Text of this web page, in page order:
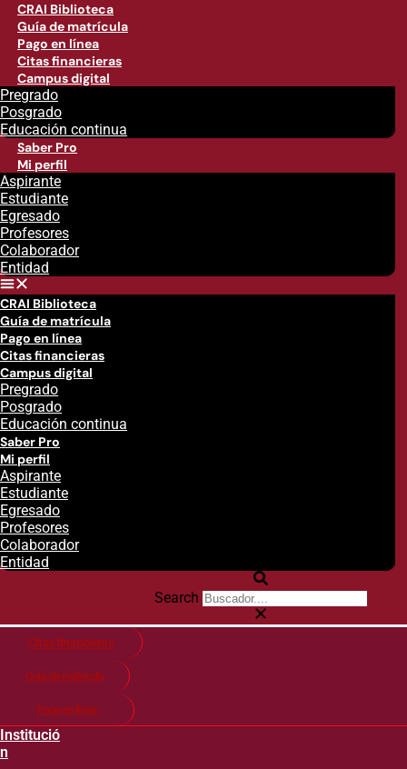
CRAI Biblioteca
Guía de matrícula
Pago en línea
Citas financieras
Campus digital
Pregrado
Posgrado
Educación continua
Saber Pro
Mi perfil
Aspirante
Estudiante
Egresado
Profesores
Colaborador
Entidad
CRAI Biblioteca
Guía de matrícula
Pago en línea
Citas financieras
Campus digital
Pregrado
Posgrado
Educación continua
Saber Pro
Mi perfil
Aspirante
Estudiante
Egresado
Profesores
Colaborador
Entidad
Search
Citas financieras
Guía de matricula
Pago en línea
Institució
n